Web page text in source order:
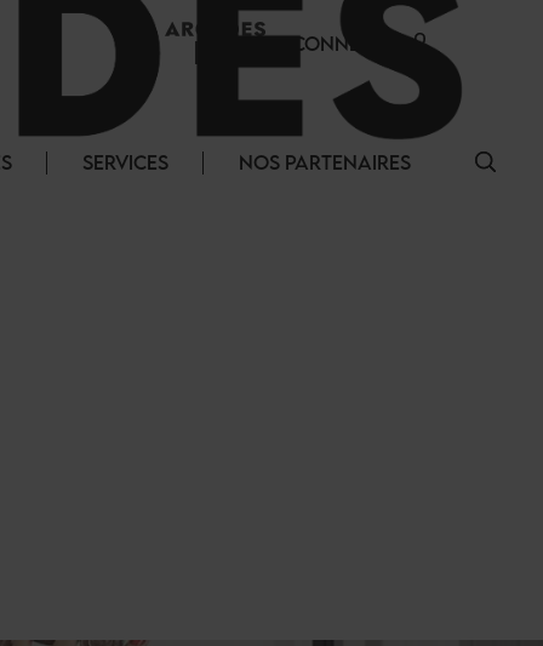
SE CONNECTER
SERVICES NOS PARTENAIRES